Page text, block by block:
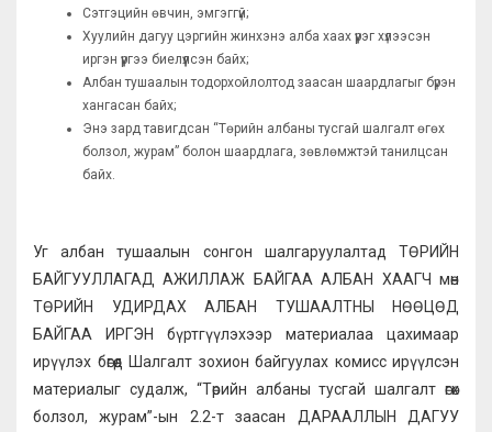
Сэтгэцийн өвчин, эмгэггүй;
Хуулийн дагуу цэргийн жинхэнэ алба хаах үүрэг хүлээсэн
иргэн үүргээ биелүүлсэн байх;
Албан тушаалын тодорхойлолтод заасан шаардлагыг бүрэн
хангасан байх;
Энэ зард тавигдсан “Төрийн албаны тусгай шалгалт өгөх
болзол, журам” болон шаардлага, зөвлөмжтэй танилцсан
байх.
Уг албан тушаалын сонгон шалгаруулалтад ТӨРИЙН
БАЙГУУЛЛАГАД АЖИЛЛАЖ БАЙГАА АЛБАН ХААГЧ мөн
ТӨРИЙН УДИРДАХ АЛБАН ТУШААЛТНЫ НӨӨЦӨД
БАЙГАА ИРГЭН бүртгүүлэхээр материалаа цахимаар
ирүүлэх бөгөөд Шалгалт зохион байгуулах комисс ирүүлсэн
материалыг судалж, “Төрийн албаны тусгай шалгалт өгөх
болзол, журам”-ын 2.2-т заасан ДАРААЛЛЫН ДАГУУ